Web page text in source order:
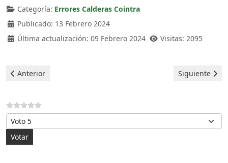
Categoría: Errores Calderas Cointra
Publicado: 13 Febrero 2024
Última actualización: 09 Febrero 2024
Visitas: 2095
Artículo anterior: Cointra Caldera - error F37
Anterior Artículo
Siguiente
Por favor, vote